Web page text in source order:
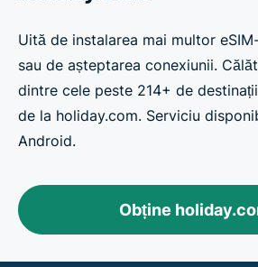
Uită de instalarea mai multor
sau de așteptarea conexiunii.
dintre cele peste 214+ de
de la holiday.com. Serviciu
Android.
Obține